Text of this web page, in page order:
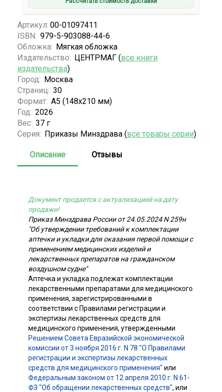
Артикул: 00-01097411
ISBN: 979-5-903088-44-6
Обложка: Мягкая обложка
Издательство: ЦЕНТРМАГ (все книги
издательства)
Город: Москва
Страниц: 30
Формат: А5 (148x210 мм)
Год: 2026
Вес: 37 г
Серия: Приказы Минздрава (все товары серии)
Описание Отзывы
Документ продается с актуализацией на дату
продажи!
Приказ Минздрава России от 24.05.2024 N 259н
"Об утверждении требований к комплектации
аптечки и укладки для оказания первой помощи с
применением медицинских изделий и
лекарственных препаратов на гражданском
воздушном судне"
Аптечка и укладка подлежат комплектации
лекарственными препаратами для медицинского
применения, зарегистрированными в
соответствии с Правилами регистрации и
экспертизы лекарственных средств для
медицинского применения, утвержденными
Решением Совета Евразийской экономической
комиссии от 3 ноября 2016 г. N 78 "О Правилами
регистрации и экспертизы лекарственных
средств для медицинского применения" или
Федеральным законом от 12 апреля 2010 г. N 61-
ФЗ "Об обращении лекарственных средств", или